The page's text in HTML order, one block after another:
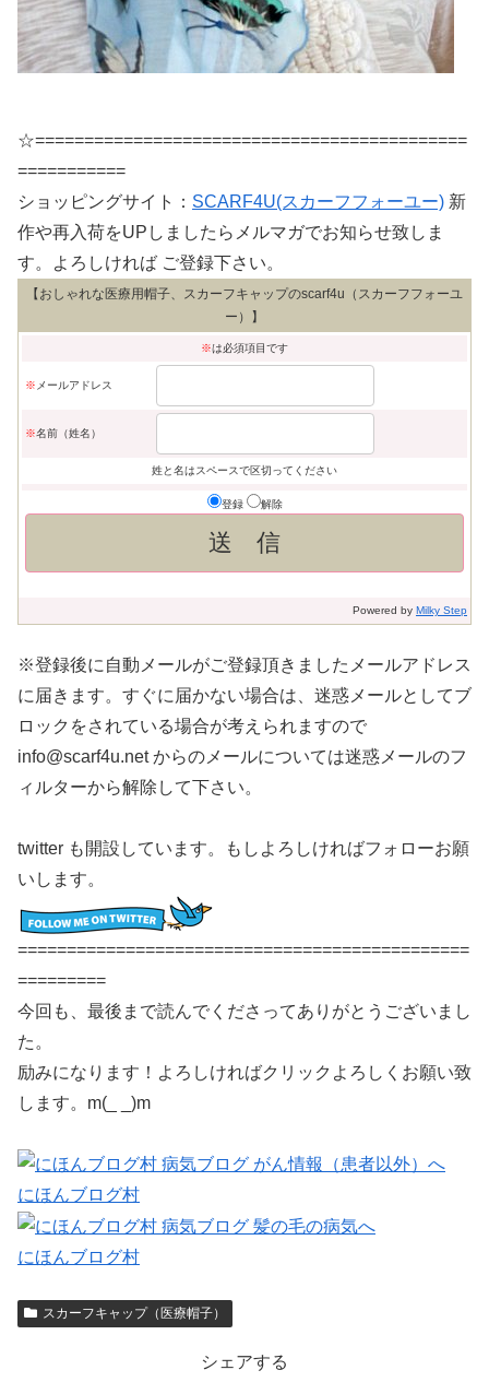
☆============================================
===========
ショッピングサイト： SCARF4U(スカーフフォーユー) 新
作や再入荷をUPしましたらメルマガでお知らせ致しま
す。よろしければ ご登録下さい。
【おしゃれな医療用帽子、スカーフキャップのscarf4u（スカーフフォーユ
ー）】
※は必須項目です
※ メールアドレス
※名前（姓名）
姓と名はスペースで区切ってください
登録 解除
Powered by Milky Step
※登録後に自動メールがご登録頂きましたメールアドレス
に届きます。すぐに届かない場合は、迷惑メールとしてブ
ロックをされている場合が考えられますので
info@scarf4u.net からのメールについては迷惑メールのフ
ィルターから解除して下さい。
twitter も開設しています。もしよろしければフォローお願
いします。
==============================================
=========
今回も、最後まで読んでくださってありがとうございまし
た。
励みになります！よろしければクリックよろしくお願い致
します。m(_ _)m
にほんブログ村
にほんブログ村
スカーフキャップ（医療帽子）
シェアする